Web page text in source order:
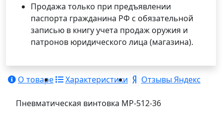
Продажа только при предъявлении
паспорта гражданина РФ с обязательной
записью в книгу учета продаж оружия и
патронов юридического лица (магазина).
О товаре Характеристики Отзывы Яндекс
Пневматическая винтовка МР-512-36